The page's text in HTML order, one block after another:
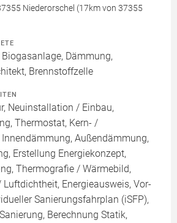
Niederorschel (17km von 37355
Biogasanlage, Dämmung,
Brennstoffzelle
Neuinstallation / Einbau,
Thermostat, Kern- /
Außendämmung,
Erstellung Energiekonzept,
Thermografie / Wärmebild,
Luftdichtheit, Energieausweis, Vor-
Sanierungsfahrplan (iSFP),
Berechnung Statik,